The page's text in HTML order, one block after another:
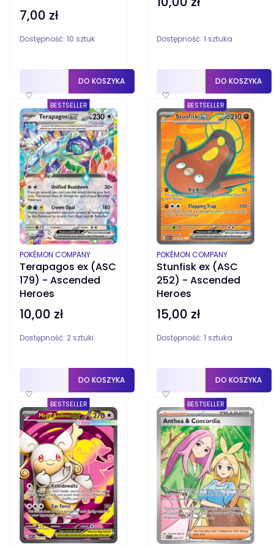
Cena
7,00 zł
Dostępność: 10 sztuk
♡
DO KOSZYKA
Dostępność: 1 sztuka
♡
DO KOSZYKA
BESTSELLER
Terapagos ex (ASC
179) - Ascended
Heroes
PRODUCENT
POKÉMON COMPANY
Cena
10,00 zł
Dostępność: 2 sztuki
♡
DO KOSZYKA
BESTSELLER
Stunfisk ex (ASC
252) - Ascended
Heroes
PRODUCENT
POKÉMON COMPANY
Cena
15,00 zł
Dostępność: 1 sztuka
♡
DO KOSZYKA
BESTSELLER BESTSELLER